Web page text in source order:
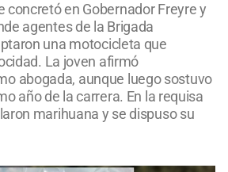
concretó en Gobernador Freyre y
agentes de la Brigada
una motocicleta que
La joven afirmó
abogada, aunque luego sostuvo
año de la carrera. En la requisa
marihuana y se dispuso su